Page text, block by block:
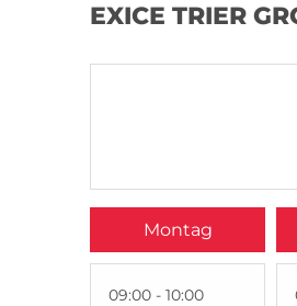
EXICE TRIER
Montag
09:00 - 10:00